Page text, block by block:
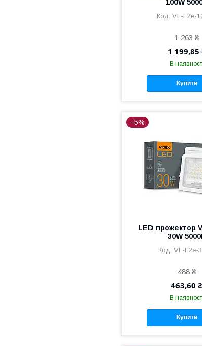
100W
VL-F2e-
1 263 ₴
1 199,85
В
Купити
–5%
LED прожектор
30W
VL-F2e-
488 ₴
463,60 ₴
В
Купити